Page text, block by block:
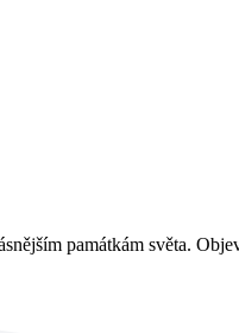
památkám světa.